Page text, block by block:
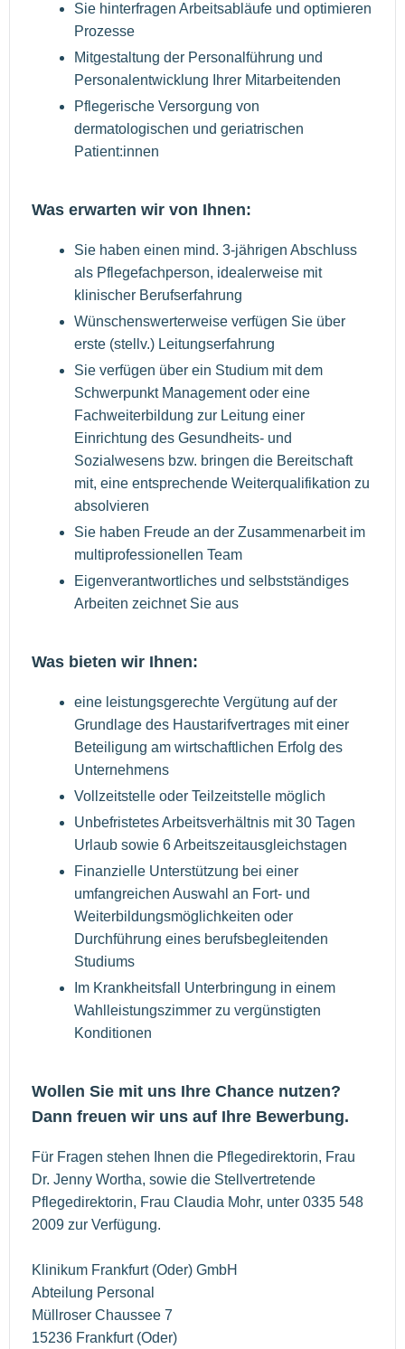
Sie hinterfragen Arbeitsabläufe und optimieren
Prozesse
Mitgestaltung der Personalführung und
Personalentwicklung Ihrer Mitarbeitenden
Pflegerische Versorgung von
dermatologischen und geriatrischen
Patient:innen
Was erwarten wir von Ihnen:
Sie haben einen mind. 3-jährigen Abschluss
als Pflegefachperson, idealerweise mit
klinischer Berufserfahrung
Wünschenswerterweise verfügen Sie über
erste (stellv.) Leitungserfahrung
Sie verfügen über ein Studium mit dem
Schwerpunkt Management oder eine
Fachweiterbildung zur Leitung einer
Einrichtung des Gesundheits- und
Sozialwesens bzw. bringen die Bereitschaft
mit, eine entsprechende Weiterqualifikation zu
absolvieren
Sie haben Freude an der Zusammenarbeit im
multiprofessionellen Team
Eigenverantwortliches und selbstständiges
Arbeiten zeichnet Sie aus
Was bieten wir Ihnen:
eine leistungsgerechte Vergütung auf der
Grundlage des Haustarifvertrages mit einer
Beteiligung am wirtschaftlichen Erfolg des
Unternehmens
Vollzeitstelle oder Teilzeitstelle möglich
Unbefristetes Arbeitsverhältnis mit 30 Tagen
Urlaub sowie 6 Arbeitszeitausgleichstagen
Finanzielle Unterstützung bei einer
umfangreichen Auswahl an Fort- und
Weiterbildungsmöglichkeiten oder
Durchführung eines berufsbegleitenden
Studiums
Im Krankheitsfall Unterbringung in einem
Wahlleistungszimmer zu vergünstigten
Konditionen
Wollen Sie mit uns Ihre Chance nutzen?
Dann freuen wir uns auf Ihre Bewerbung.
Für Fragen stehen Ihnen die Pflegedirektorin, Frau
Dr. Jenny Wortha, sowie die Stellvertretende
Pflegedirektorin, Frau Claudia Mohr, unter 0335 548
2009 zur Verfügung.
Klinikum Frankfurt (Oder) GmbH
Abteilung Personal
Müllroser Chaussee 7
15236 Frankfurt (Oder)